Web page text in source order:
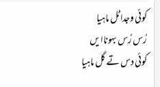
کوئی وجدا ٹل ماہیا
رُس رُس بہونا ایں
کوئی دس تے گل ماہیا